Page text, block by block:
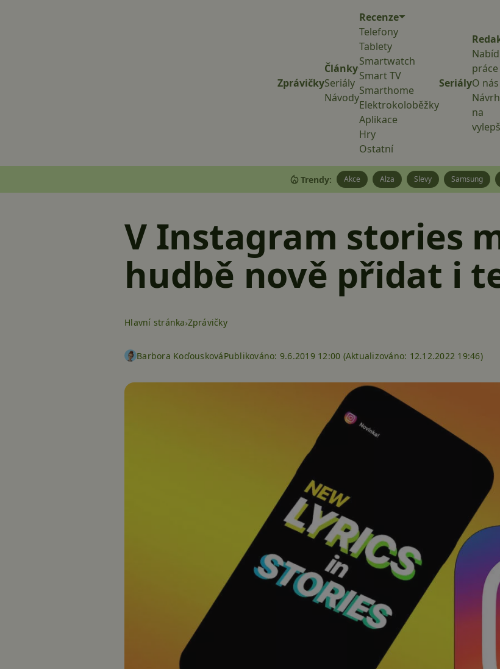
Zprávičky
Články
Seriály
Návody
Recenze
Telefony
Tablety
Smartwatch
Smart TV
Smarthome
Elektrokoloběžky
Aplikace
Hry
Ostatní
Seriály
práce
O nás
na
Trendy: Akce Alza Slevy Samsung
V Instagram stories
hudbě nově přidat i
Hlavní stránka Zprávičky
Barbora KoďouskováPublikováno: 9.6.2019 12:00 (Aktualizováno: 12.12.2022 19:46)